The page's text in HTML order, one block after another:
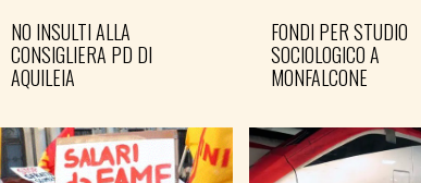
NO INSULTI ALLA
CONSIGLIERA PD DI
AQUILEIA
FONDI PER STUDIO
SOCIOLOGICO A
MONFALCONE